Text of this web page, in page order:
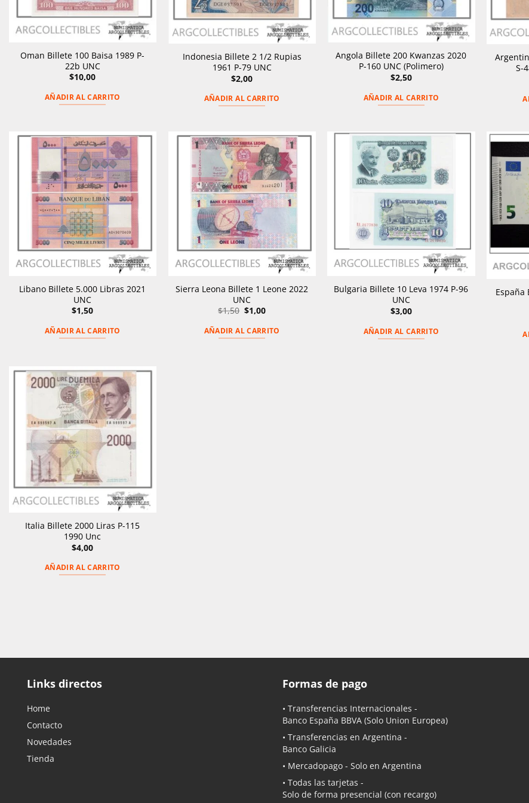
Oman Billete 100 Baisa 1989 P-
22b UNC
$10,00
AÑADIR AL CARRITO
Indonesia Billete 2 1/2 Rupias
1961 P-79 UNC
$2,00
AÑADIR AL CARRITO
Angola Billete 200 Kwanzas 2020
P-160 UNC (Polimero)
$2,50
AÑADIR AL CARRITO
S-
Libano Billete 5.000 Libras 2021
UNC
$1,50
AÑADIR AL CARRITO
Sierra Leona Billete 1 Leone 2022
UNC
$1,50 El
original
era:
$1,00El
actual
es:
AÑADIR AL CARRITO
Bulgaria Billete 10 Leva 1974 P-96
UNC
$3,00
AÑADIR AL CARRITO
España
Italia Billete 2000 Liras P-115
1990 Unc
$4,00
AÑADIR AL CARRITO
Links directos
Home
Contacto
Novedades
Tienda
Formas de pago
• Transferencias Internacionales -
Banco España BBVA (Solo Union Europea)
• Transferencias en Argentina -
Banco Galicia
• Mercadopago - Solo en Argentina
• Todas las tarjetas -
Solo de forma presencial (con recargo)